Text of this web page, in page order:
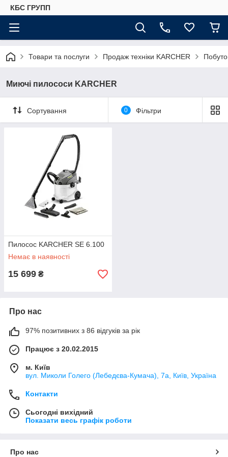
КБС ГРУПП
Товари та послуги Продаж техніки KARCHER
Миючі пилососи KARCHER
Сортування 0 Фільтри
Пилосос KARCHER SE 6.100
Немає в наявності
15 699 ₴
Про нас
97% позитивних з 86 відгуків за рік
Працює з 20.02.2015
м. Київ
вул. Миколи Голего (Лебедєва-Кумача), 7а, Київ, Україна
Контакти
Сьогодні вихідний
Показати весь графік роботи
Про нас